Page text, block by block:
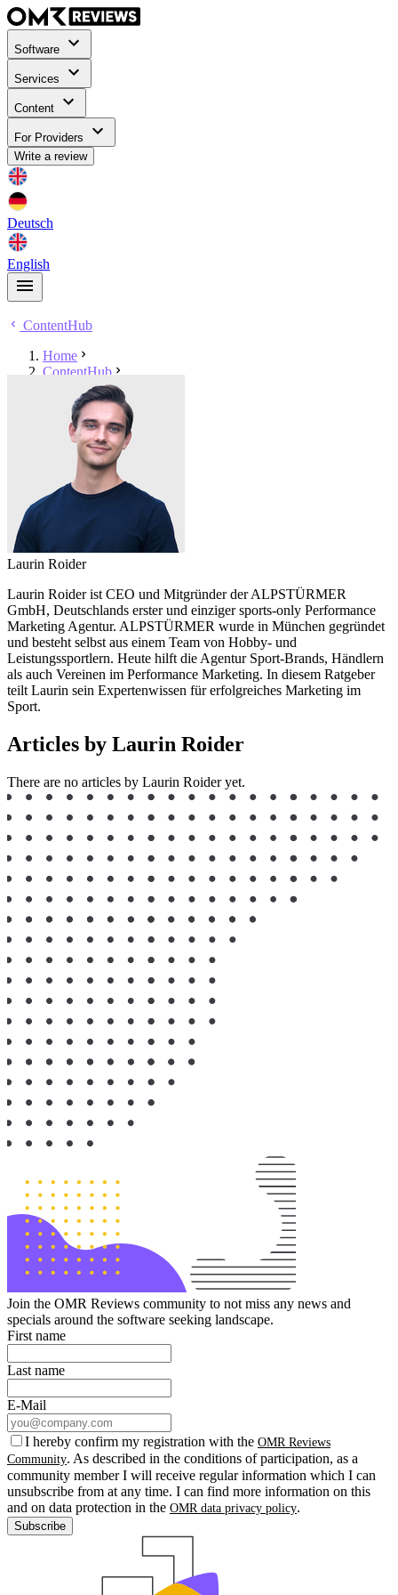
Software
Services
Content
For Providers
Write a review
Deutsch
English
ContentHub
Home
ContentHub
Laurin Roider
Laurin Roider
Laurin Roider ist CEO und Mitgründer der ALPSTÜRMER
GmbH, Deutschlands erster und einziger sports-only Performance
Marketing Agentur. ALPSTÜRMER wurde in München gegründet
und besteht selbst aus einem Team von Hobby- und
Leistungssportlern. Heute hilft die Agentur Sport-Brands, Händlern
als auch Vereinen im Performance Marketing. In diesem Ratgeber
teilt Laurin sein Expertenwissen für erfolgreiches Marketing im
Sport.
Articles by Laurin Roider
There are no articles by Laurin Roider yet.
Join the OMR Reviews community to not miss any news and
specials around the software seeking landscape.
First name
Last name
E-Mail
I hereby confirm my registration with the OMR Reviews
Community. As described in the conditions of participation, as a
community member I will receive regular information which I can
unsubscribe from at any time. I can find more information on this
and on data protection in the OMR data privacy policy.
Subscribe